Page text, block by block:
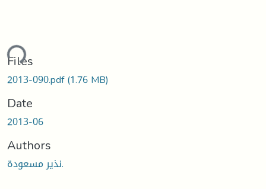
Files
2013-090.pdf(1.76 MB)
Date
2013-06
Authors
نذیر مسعودة.